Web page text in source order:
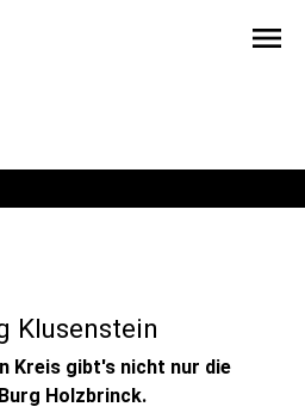
menu
Klusenstein
Kreis gibt's nicht nur die
Holzbrinck.